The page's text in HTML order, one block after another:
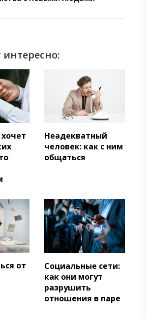
Неадекватный
человек: как с ним
общаться
от
Социальные сети:
как они могут
разрушить
отношения в паре